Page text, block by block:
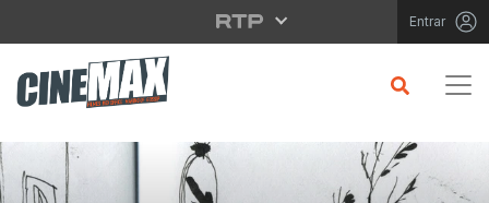
Saltar para o conteúdo principal Entrar